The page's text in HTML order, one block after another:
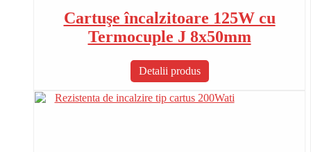
Cartuşe încalzitoare 125W cu
Termocuple J 8x50mm
Detalii produs